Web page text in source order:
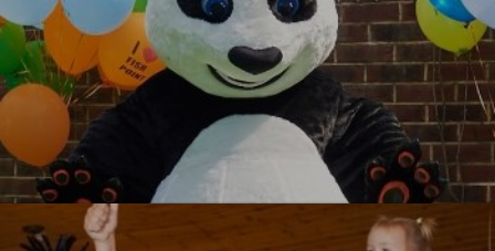
Кунг-фу Панда